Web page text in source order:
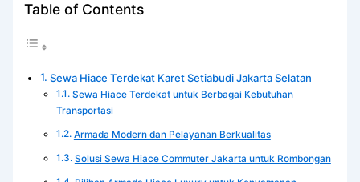
Table of Contents
Sewa Hiace Terdekat Karet Setiabudi Jakarta Selatan
Sewa Hiace Terdekat untuk Berbagai Kebutuhan
Transportasi
Armada Modern dan Pelayanan Berkualitas
Solusi Sewa Hiace Commuter Jakarta untuk Rombongan